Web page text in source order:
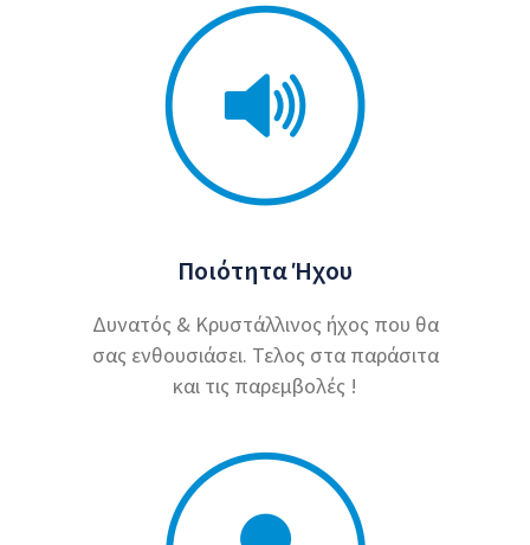
Ποιότητα Ήχου
Δυνατός & Κρυστάλλινος ήχος που θα
σας ενθουσιάσει. Τελος στα παράσιτα
και τις παρεμβολές !